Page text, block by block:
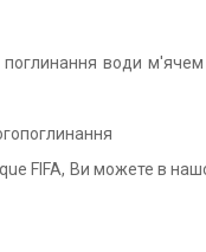
поглинання води
FIFA, Ви можете в